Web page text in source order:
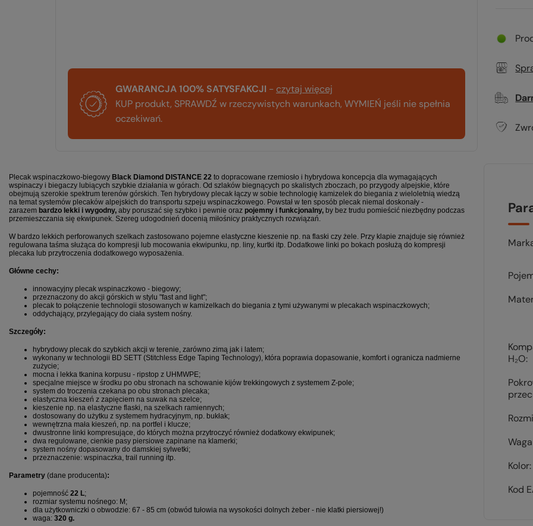
GWARANCJA 100% SATYSFAKCJI - czytaj więcej
KUP produkt, SPRAWDŹ w rzeczywistych warunkach, WYMIEŃ jeśli nie spełnia
oczekiwań.
Plecak wspinaczkowo-biegowy Black Diamond DISTANCE 22 to dopracowane rzemiosło i hybrydowa koncepcja dla wymagających
wspinaczy i biegaczy lubiących szybkie działania w górach. Od szlaków biegnących po skalistych zboczach, po przygody alpejskie, które
obejmują szerokie spektrum terenów górskich. Ten hybrydowy plecak łączy w sobie technologię kamizelek do biegania z wieloletnią wiedzą
na temat systemów plecaków alpejskich do transportu szpeju wspinaczkowego. Powstał w ten sposób plecak niemal doskonały -
zarazem bardzo lekki i wygodny, aby poruszać się szybko i pewnie oraz pojemny i funkcjonalny, by bez trudu pomieścić niezbędny podczas
przemieszczania się ekwipunek. Szereg udogodnień docenią miłośnicy praktycznych rozwiązań.
W bardzo lekkich perforowanych szelkach zastosowano pojemne elastyczne kieszenie np. na flaski czy żele. Przy klapie znajduje się również
regulowana taśma służąca do kompresji lub mocowania ekwipunku, np. liny, kurtki itp. Dodatkowe linki po bokach posłużą do kompresji
plecaka lub przytroczenia dodatkowego wyposażenia.
Główne cechy:
innowacyjny plecak wspinaczkowo - biegowy;
przeznaczony do akcji górskich w stylu "fast and light";
plecak to połączenie technologii stosowanych w kamizelkach do biegania z tymi używanymi w plecakach wspinaczkowych;
oddychający, przylegający do ciała system nośny.
Szczegóły:
hybrydowy plecak do szybkich akcji w terenie, zarówno zimą jak i latem;
wykonany w technologii BD SETT (Stitchless Edge Taping Technology), która poprawia dopasowanie, komfort i ogranicza nadmierne
zużycie;
mocna i lekka tkanina korpusu - ripstop z UHMWPE;
specjalne miejsce w środku po obu stronach na schowanie kijów trekkingowych z systemem Z-pole;
system do troczenia czekana po obu stronach plecaka;
elastyczna kieszeń z zapięciem na suwak na szelce;
kieszenie np. na elastyczne flaski, na szelkach ramiennych;
dostosowany do użytku z systemem hydracyjnym, np. bukłak;
wewnętrzna mała kieszeń, np. na portfel i klucze;
dwustronne linki kompresujące, do których można przytroczyć również dodatkowy ekwipunek;
dwa regulowane, cienkie pasy piersiowe zapinane na klamerki;
system nośny dopasowany do damskiej sylwetki;
przeznaczenie: wspinaczka, trail running itp.
Parametry (dane producenta):
pojemność 22 L;
rozmiar systemu nośnego: M;
dla użytkowniczki o obwodzie: 67 - 85 cm (obwód tułowia na wysokości dolnych żeber - nie klatki piersiowej!)
waga: 320 g.
H₂O
Kolor
Kod